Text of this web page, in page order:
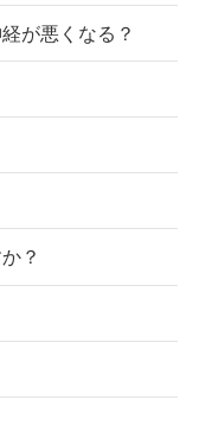
が悪くなる？
？